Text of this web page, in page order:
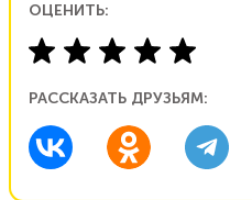
ОЦЕНИТЬ:
РАССКАЗАТЬ ДРУЗЬЯМ: